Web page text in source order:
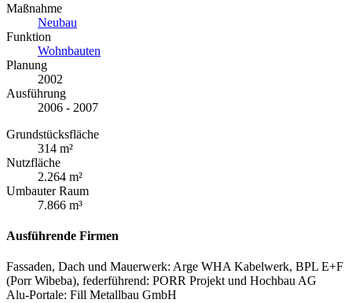
Maßnahme
Neubau
Funktion
Wohnbauten
Planung
2002
Ausführung
2006 - 2007
Grundstücksfläche
314 m²
Nutzfläche
2.264 m²
Umbauter Raum
7.866 m³
Ausführende Firmen
Fassaden, Dach und Mauerwerk: Arge WHA Kabelwerk, BPL E+F
(Porr Wibeba), federführend: PORR Projekt und Hochbau AG
Alu-Portale: Fill Metallbau GmbH